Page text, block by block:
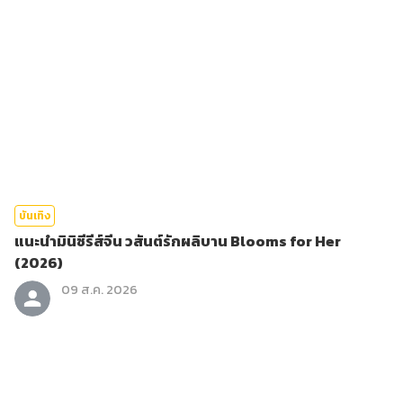
บันเทิง
แนะนำมินิซีรีส์จีน วสันต์รักผลิบาน Blooms for Her
(2026)
09 ส.ค. 2026